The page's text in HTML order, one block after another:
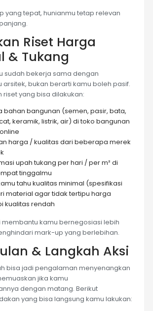
yang tepat, hunianmu tetap relevan
Riset Harga
& Tukang
sudah bekerja sama dengan
arsitek, bukan berarti kamu boleh pasif.
riset yang bisa dilakukan:
bahan bangunan (semen, pasir, bata,
keramik, listrik, air) di toko bangunan
harga / kualitas dari beberapa merek
upah tukang per hari / per m² di
tinggalmu
tahu kualitas minimal (spesifikasi
material agar tidak tertipu harga
kualitas rendah
membantu kamu bernegosiasi lebih
mark-up yang berlebihan.
& Langkah Aksi
bisa jadi pengalaman menyenangkan
jika kamu
dengan matang. Berikut
yang bisa langsung kamu lakukan: